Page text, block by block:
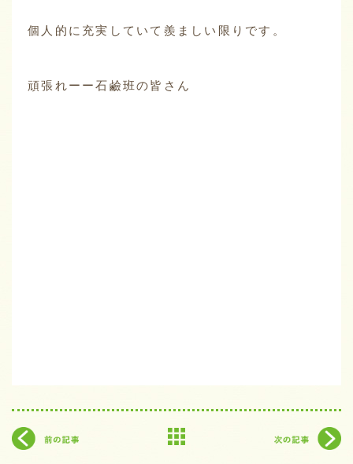
個人的に充実していて羨ましい限りです。
頑張れーー石鹼班の皆さん